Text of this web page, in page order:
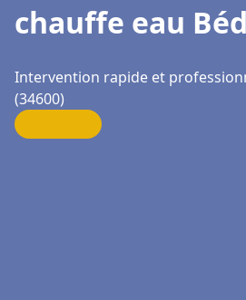
chauffe eau
Intervention rapide et
(34600)